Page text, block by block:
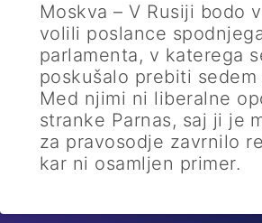
Moskva – V Rusiji bodo
volili poslance
parlamenta, v katerega
poskušalo prebiti sedem
Med njimi ni liberalne
stranke Parnas, saj ji je
za pravosodje zavrnilo
kar ni osamljen primer.